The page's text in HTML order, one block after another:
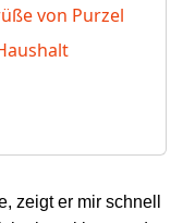
von Purzel
zeigt er mir schnell